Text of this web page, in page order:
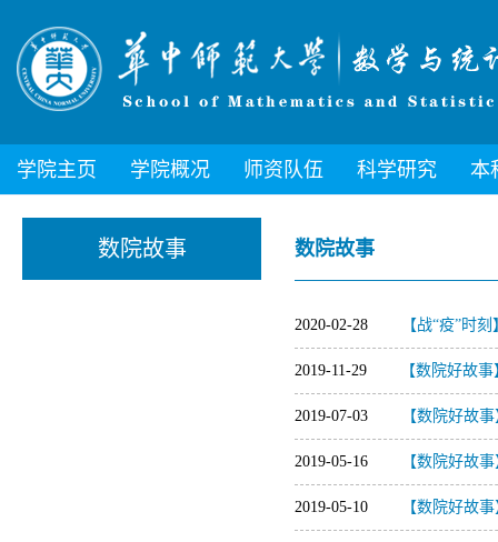
学院主页 学院概况 师资队伍 科学研究 本
数院故事 数院故事
2020-02-28 【战“疫”时
2019-11-29 【数院好故
2019-07-03 【数院好故
2019-05-16 【数院好故
2019-05-10 【数院好故